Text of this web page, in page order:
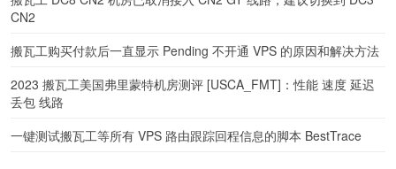
CN2
搬瓦工购买付款后一直显示 Pending 不开通 VPS 的原因和解决方法
2023 搬瓦工美国弗里蒙特机房测评 [USCA_FMT]：性能 速度 延迟
丢包 线路
一键测试搬瓦工等所有 VPS 路由跟踪回程信息的脚本 BestTrace